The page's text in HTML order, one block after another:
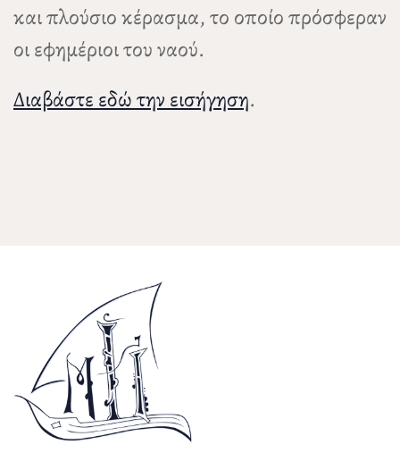
και πλούσιο κέρασμα, το οποίο πρόσφεραν
οι εφημέριοι του ναού.
Διαβάστε εδώ την εισήγηση.